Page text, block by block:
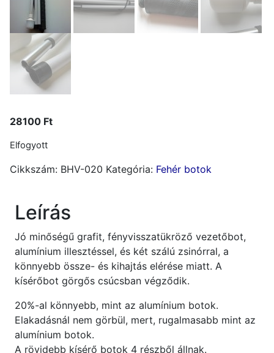
28100 Ft
Elfogyott
Cikkszám: BHV-020 Kategória: Fehér botok
Leírás
Jó minőségű grafit, fényvisszatükröző vezetőbot,
alumínium illesztéssel, és két szálú zsinórral, a
könnyebb össze- és kihajtás elérése miatt. A
kísérőbot görgős csúcsban végződik.
20%-al könnyebb, mint az alumínium botok.
Elakadásnál nem görbül, mert, rugalmasabb mint az
alumínium botok.
A rövidebb kísérő botok 4 részből állnak.